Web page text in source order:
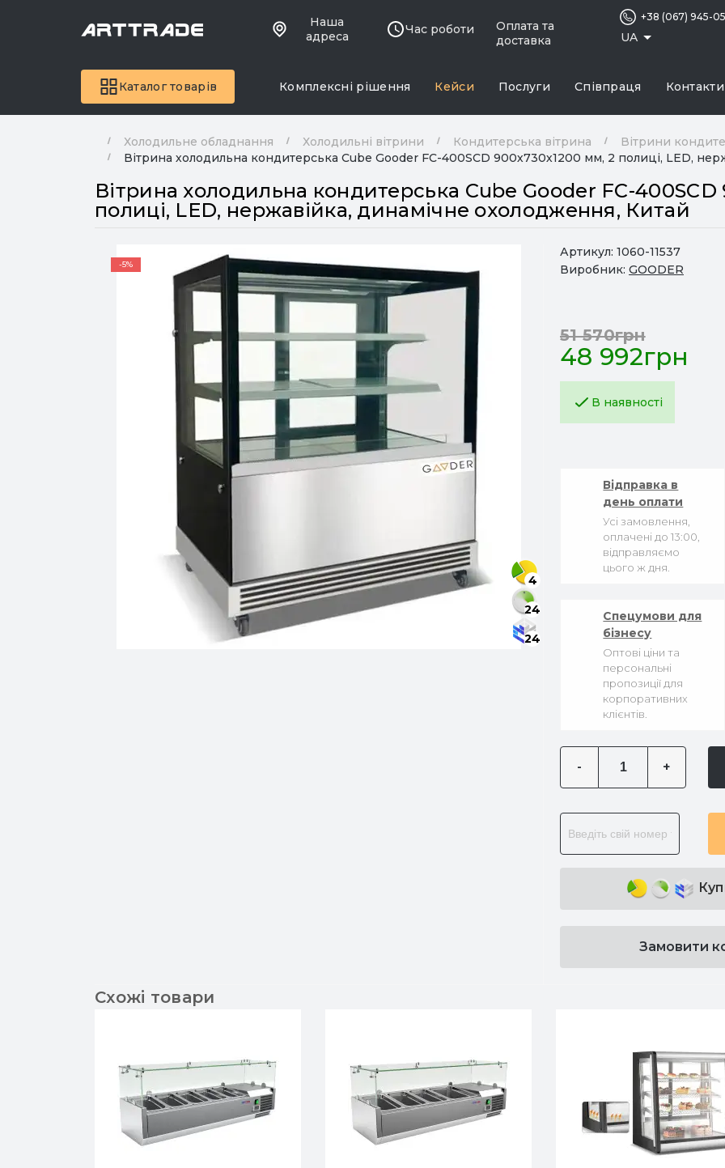
Наша
адреса
Час роботи
Оплата та
доставка
UA
+38 (067) 945-
Каталог товарів Комплексні рішення Кейси Послуги Співпраця Контакти
Холодильне обладнання Холодильні вітрини Кондитерська вітрина
Вітрини
Вітрина холодильна кондитерська Cube Gooder FC-400SCD 900х730х1200 мм, 2 полиці, LED,
Вітрина холодильна кондитерська Cube Gooder FC-
полиці, LED, нержавійка, динамічне охолодження, Китай
-5%
4
24
24
Артикул: 1060-11537
Виробник: GOODER
48 992грн
51 570грн
В наявності
Відправка в
день оплати
Усі замовлення,
оплачені до 13:00,
відправляємо
цього ж дня.
Спецумови для
бізнесу
Оптові ціни та
персональні
пропозиції для
корпоративних
клієнтів.
- +
Замовити
Схожі товари